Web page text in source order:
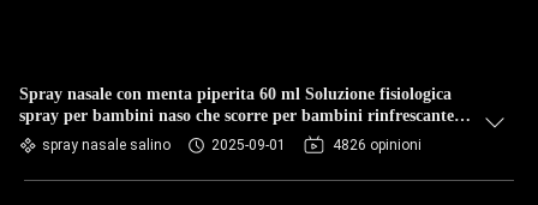
Spray nasale con menta piperita 60 ml Soluzione fisiologica
spray per bambini naso che scorre per bambini rinfrescante
dolcespray nasale salino 2025-09-01 4826 opinioni